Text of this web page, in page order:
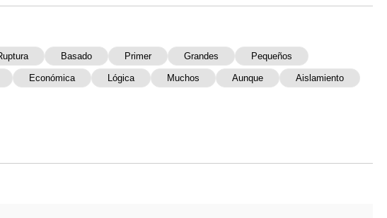
Basado Primer Grandes Pequeños
Económica Lógica Muchos Aunque Aislamiento